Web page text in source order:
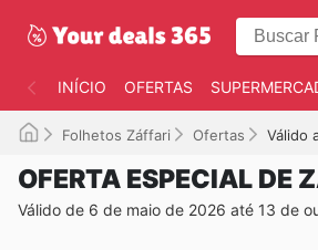
INÍCIO OFERTAS
Folhetos Záffari Ofertas Válido
OFERTA ESPECIAL DE
Válido de 6 de maio de 2026 até 13 de